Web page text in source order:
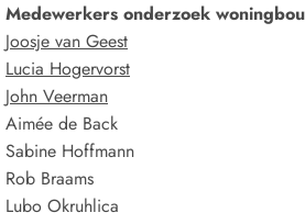
Medewerkers onderzoek
Joosje van Geest
Lucia Hogervorst
John Veerman
Aimée de Back
Sabine Hoffmann
Rob Braams
Lubo Okruhlica